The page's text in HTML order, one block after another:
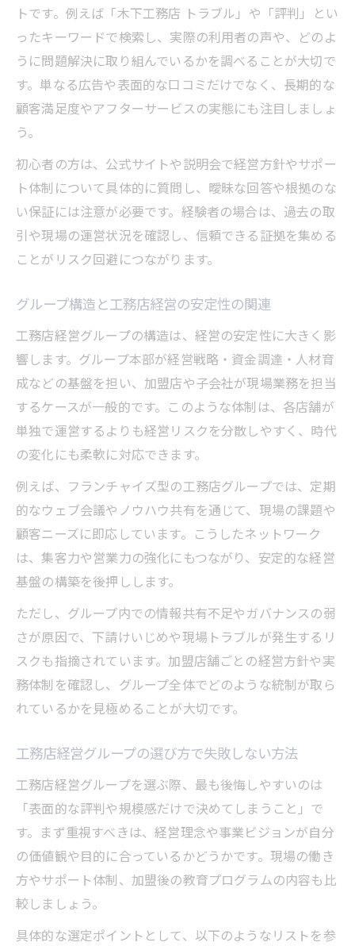
工務店経営グループのトラブル傾向と予防
策
工務店経営で失敗しやすい対応とその理由
工務店経営グループの口コミに潜むリスク
工務店経営現場で多発する下請け関連の問
将来性を左右する工務店経営の判断基準
工務店経営グループの将来性を見極める視
点
工務店経営の持続力と経営戦略の考え方
準
方法
工務店経営グループの成長力と市場での位
置づけ
納得して選ぶための工務店経営グループ分析
工務店経営グループの強みと弱みを徹底分
工務店経営の実体験から学ぶ選び方のコツ
工務店経営グループを比較する際の着眼点
工務店経営で後悔しない企業選びの秘訣
工務店経営グループの分析事例と選定基準
トです。例えば「木下工務店 トラブル」や「評判」とい
ったキーワードで検索し、実際の利用者の声や、どのよ
うに問題解決に取り組んでいるかを調べることが大切で
す。単なる広告や表面的な口コミだけでなく、長期的な
顧客満足度やアフターサービスの実態にも注目しましょ
う。
初心者の方は、公式サイトや説明会で経営方針やサポー
ト体制について具体的に質問し、曖昧な回答や根拠のな
い保証には注意が必要です。経験者の場合は、過去の取
引や現場の運営状況を確認し、信頼できる証拠を集める
ことがリスク回避につながります。
グループ構造と工務店経営の安定性の関連
工務店経営グループの構造は、経営の安定性に大きく影
響します。グループ本部が経営戦略・資金調達・人材育
成などの基盤を担い、加盟店や子会社が現場業務を担当
するケースが一般的です。このような体制は、各店舗が
単独で運営するよりも経営リスクを分散しやすく、時代
の変化にも柔軟に対応できます。
例えば、フランチャイズ型の工務店グループでは、定期
的なウェブ会議やノウハウ共有を通じて、現場の課題や
顧客ニーズに即応しています。こうしたネットワーク
は、集客力や営業力の強化にもつながり、安定的な経営
基盤の構築を後押しします。
ただし、グループ内での情報共有不足やガバナンスの弱
さが原因で、下請けいじめや現場トラブルが発生するリ
スクも指摘されています。加盟店舗ごとの経営方針や実
務体制を確認し、グループ全体でどのような統制が取ら
れているかを見極めることが大切です。
工務店経営グループの選び方で失敗しない方法
工務店経営グループを選ぶ際、最も後悔しやすいのは
「表面的な評判や規模感だけで決めてしまうこと」で
す。まず重視すべきは、経営理念や事業ビジョンが自分
の価値観や目的に合っているかどうかです。現場の働き
方やサポート体制、加盟後の教育プログラムの内容も比
較しましょう。
具体的な選定ポイントとして、以下のようなリストを参